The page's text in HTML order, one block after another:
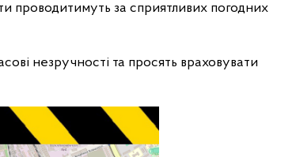
проводитимуть за сприятливих погодних
незручності та просять враховувати